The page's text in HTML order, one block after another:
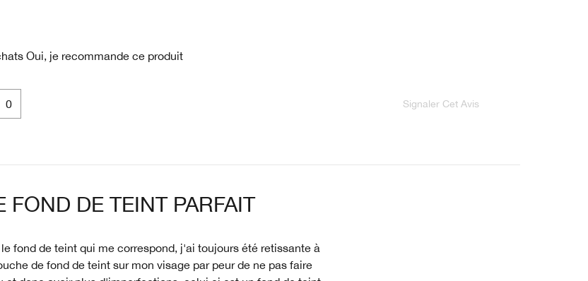
Oui, je recommande ce produit
0 Signaler Cet Avis
FOND DE TEINT PARFAIT
fond de teint qui me correspond, j'ai toujours été retissante à
de fond de teint sur mon visage par peur de ne pas faire